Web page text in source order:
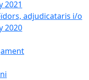
2021
adjudicataris i/o
2020